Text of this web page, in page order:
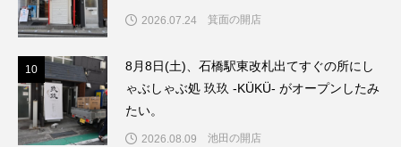
2026.07.24 箕面の開店
10
8月8日(土)、石橋駅東改札出てすぐの所にし
ゃぶしゃぶ処 玖玖 -KÜKÜ- がオープンしたみ
たい。
2026.08.09 池田の開店